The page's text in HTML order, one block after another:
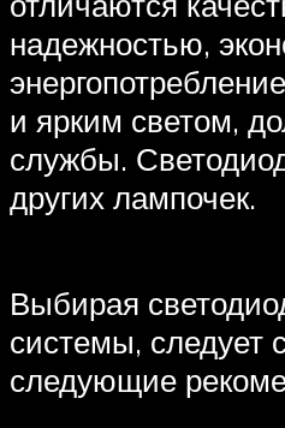
надежностью,
и ярким светом,
службы.
других лампочек.
Выбирая
системы, следует
следующие